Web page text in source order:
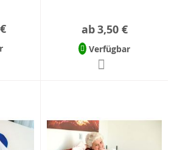
ab3,50 €
Verfügbar